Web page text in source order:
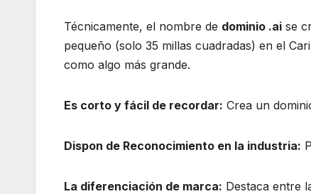
Técnicamente, el nombre de dominio .ai se
pequeño (solo 35 millas cuadradas) en el
como algo más grande.
Es corto y fácil de recordar: Crea un
Dispon de Reconocimiento en la industria:
La diferenciación de marca: Destaca entre